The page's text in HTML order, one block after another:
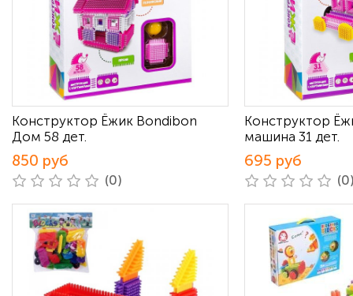
Конструктор Ёжик Bondibon
Дом 58 дет.
850 руб
(0)
Конструктор
машина 31 дет.
695 руб